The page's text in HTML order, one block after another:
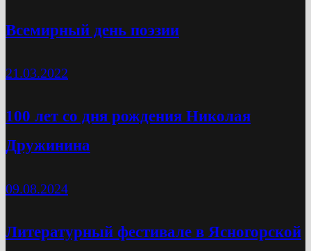
Всемирный день поэзии
21.03.2022
100 лет со дня рождения Николая
Дружинина
09.08.2024
Литературный фестивале в Ясногорской